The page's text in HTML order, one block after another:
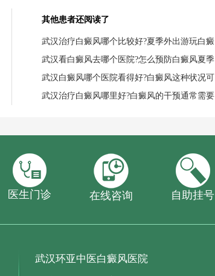
其他患者还阅读了
武汉治疗白癜风哪个比较好?夏季外出游玩白癜
武汉看白癜风去哪个医院?怎么预防白癜风夏季
武汉白癜风哪个医院看得好?白癜风这种状况可
武汉治疗白癜风哪里好?白癜风的干预通常需要
医生门诊 在线咨询 自助挂号
武汉环亚中医白癜风医院